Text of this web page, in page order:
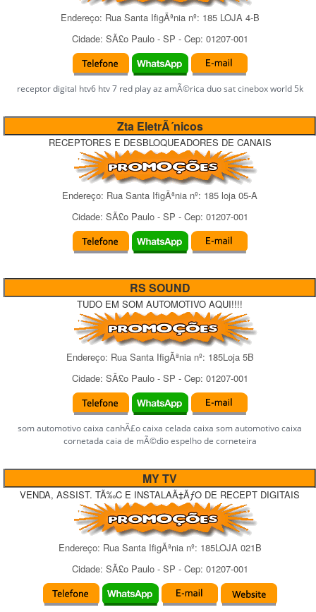
Endereço: Rua Santa IfigÃªnianº: 185 LOJA 4-B
Cidade: SÃ£o Paulo- SP - Cep: 01207-001
receptor digital htv6 htv 7 red play az amÃ©rica duo sat cinebox world 5k
Zta EletrÃ´nicos
RECEPTORES E DESBLOQUEADORES DE CANAIS
Endereço: Rua Santa IfigÃªnia nº: 185 loja 05-A
Cidade: SÃ£o Paulo- SP - Cep: 01207-001
RS SOUND
TUDO EM SOM AUTOMOTIVO AQUI!!!!
Endereço: Rua Santa IfigÃªnianº: 185Loja 5B
Cidade: SÃ£o Paulo- SP - Cep: 01207-001
som automotivo caixa canhÃ£o caixa celada caixa som automotivo caixa
cornetada caia de mÃ©dio espelho de corneteira
MY TV
VENDA, ASSIST. TÃ‰C E INSTALAÃ‡ÃƒO DE RECEPT DIGITAIS
Endereço: Rua Santa IfigÃªnianº: 185LOJA 021B
Cidade: SÃ£o Paulo- SP - Cep: 01207-001